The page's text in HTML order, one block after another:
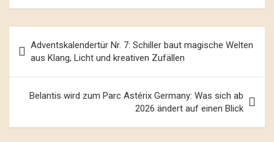
Navigation
Adventskalendertür Nr. 7: Schiller baut magische Welten
aus Klang, Licht und kreativen Zufällen
Belantis wird zum Parc Astérix Germany: Was sich ab
2026 ändert auf einen Blick